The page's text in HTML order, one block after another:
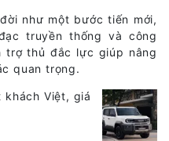
như một bước tiến mới,
truyền thống và công
trợ thủ đắc lực giúp nâng
quan trọng.
khách Việt, giá